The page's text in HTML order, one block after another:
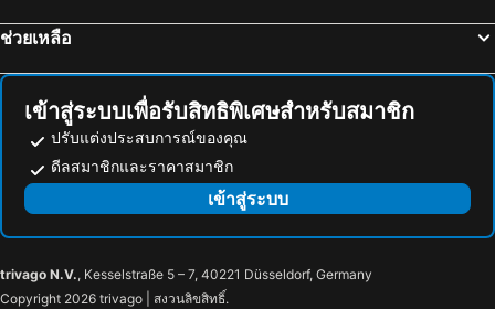
ช่วยเหลือ
เข้าสู่ระบบเพื่อรับสิทธิพิเศษสำหรับสมาชิก
ปรับแต่งประสบการณ์ของคุณ
ดีลสมาชิกและราคาสมาชิก
เข้าสู่ระบบ
trivago N.V., Kesselstraße 5 – 7, 40221 Düsseldorf, Germany
Copyright 2026 trivago | สงวนลิขสิทธิ์.